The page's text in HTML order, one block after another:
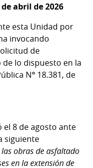
abril de 2026
esta Unidad por
invocando
de
lo dispuesto en la
N° 18.381, de
el 8 de agosto ante
siguiente
obras de asfaltado
en la extensión de